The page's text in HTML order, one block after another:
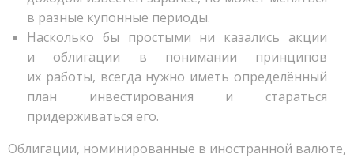
в разные купонные периоды.
Насколько бы простыми ни казались акции
и облигации в понимании принципов
их работы, всегда нужно иметь определённый
план инвестирования и стараться
придерживаться его.
Облигации, номинированные в иностранной валюте,